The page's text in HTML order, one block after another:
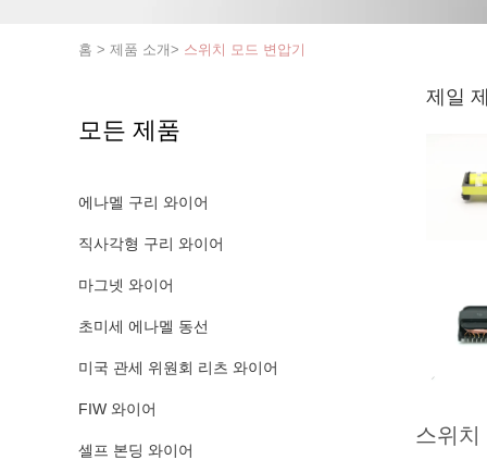
홈 > 제품 소개> 스위치 모드 변압기
모든 제품
에나멜 구리 와이어
직사각형 구리 와이어
마그넷 와이어
초미세 에나멜 동선
미국 관세 위원회 리츠 와이어
FIW 와이어
셀프 본딩 와이어
제일
스위치